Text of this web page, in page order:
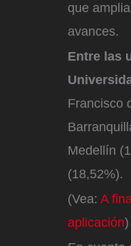
que
avances.
Entre las
Francisco
Medellín
(18,52%).
(Vea: A
aplicación)